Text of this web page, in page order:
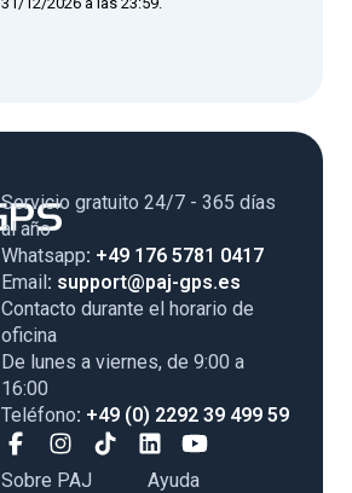
Servicio gratuito 24/7 - 365 días
al año
Whatsapp: +49 176 5781 0417
Email: support@paj-gps.es
Contacto durante el horario de
oficina
De lunes a viernes, de 9:00 a
16:00
Teléfono: +49 (0) 2292 39 499 59
Sobre PAJ
Ayuda